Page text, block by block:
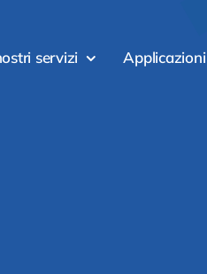
servizi Applicazioni